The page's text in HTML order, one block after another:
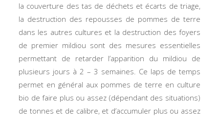
la couverture des tas de déchets et écarts de triage,
la destruction des repousses de pommes de terre
dans les autres cultures et la destruction des foyers
de premier mildiou sont des mesures essentielles
permettant de retarder l’apparition du mildiou de
plusieurs jours à 2 – 3 semaines. Ce laps de temps
permet en général aux pommes de terre en culture
bio de faire plus ou assez (dépendant des situations)
de tonnes et de calibre, et d’accumuler plus ou assez